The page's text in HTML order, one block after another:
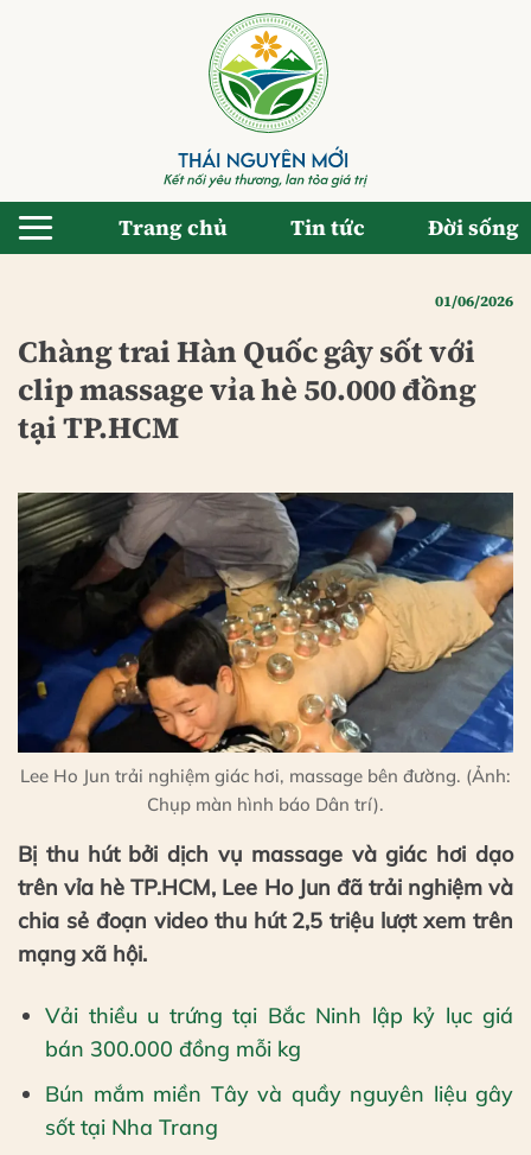
Trang chủ Tin tức Đời sống
01/06/2026
Chàng trai Hàn Quốc gây sốt với
clip massage vỉa hè 50.000 đồng
tại TP.HCM
Lee Ho Jun trải nghiệm giác hơi, massage bên đường. (Ảnh:
Chụp màn hình báo Dân trí).
Bị thu hút bởi dịch vụ massage và giác hơi dạo
trên vỉa hè TP.HCM, Lee Ho Jun đã trải nghiệm và
chia sẻ đoạn video thu hút 2,5 triệu lượt xem trên
mạng xã hội.
Vải thiều u trứng tại Bắc Ninh lập kỷ lục giá
bán 300.000 đồng mỗi kg
Bún mắm miền Tây và quầy nguyên liệu gây
sốt tại Nha Trang